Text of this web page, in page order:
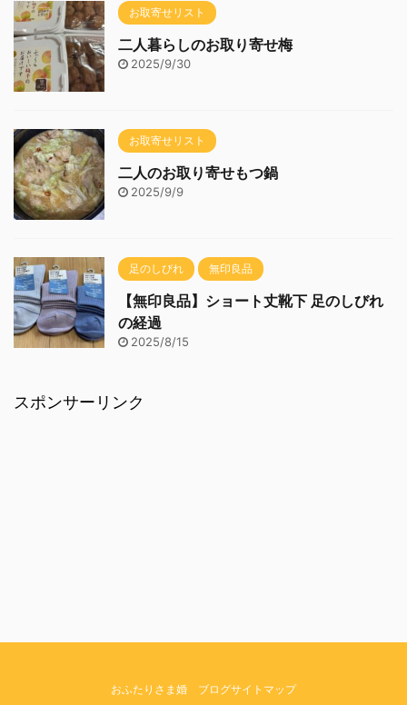
お取寄せリスト
二人暮らしのお取り寄せ梅
2025/9/30
お取寄せリスト
二人のお取り寄せもつ鍋
2025/9/9
足のしびれ 無印良品
【無印良品】ショート丈靴下 足のしびれ
の経過
2025/8/15
スポンサーリンク
おふたりさま婚 ブログサイトマップ